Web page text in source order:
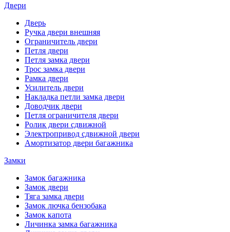
Двери
Дверь
Ручка двери внешняя
Ограничитель двери
Петля двери
Петля замка двери
Трос замка двери
Рамка двери
Усилитель двери
Накладка петли замка двери
Доводчик двери
Петля ограничителя двери
Ролик двери сдвижной
Электропривод сдвижной двери
Амортизатор двери багажника
Замки
Замок багажника
Замок двери
Тяга замка двери
Замок лючка бензобака
Замок капота
Личинка замка багажника